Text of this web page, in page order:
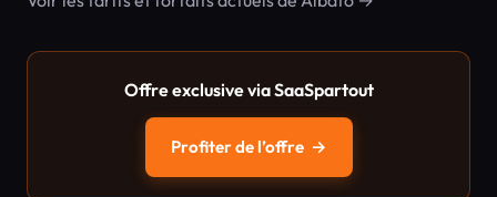
Offre exclusive via SaaSpartout
Profiter de l’offre →